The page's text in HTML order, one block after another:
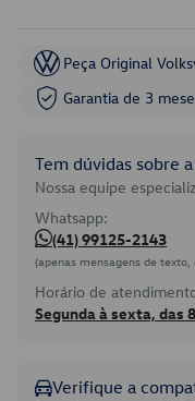
Peça Original
Garantia de 3
Tem dúvidas sobre
Nossa equipe
Whatsapp:
(41) 99125-2143
(apenas mensagens de
Horário de
Segunda à sexta, das
Verifique a